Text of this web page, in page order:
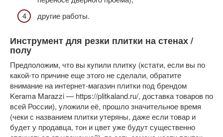
другие работы.
Инструмент для резки плитки на стенах /
полу
Предположим, что вы купили плитку (кстати, если вы по
какой-то причине еще этого не сделали, обратите
внимание на интернет-магазин плитки под брендом
Kerama Marazzi — https://plitkaland.ru/, доставка товаров по
всей России), уложили её, прошло значительное время
(чеки с названием плитки утеряны, даже если товар и
будет у продавца, тон и цвет уже будут существенно